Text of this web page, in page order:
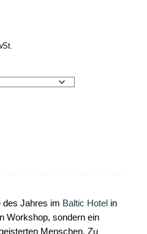
des Jahres im Baltic Hotel in
Workshop, sondern ein
Menschen. Zu